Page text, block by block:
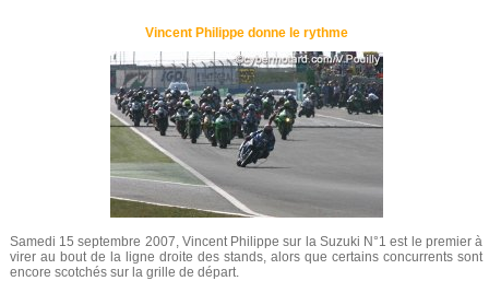
Vincent Philippe donne le rythme
Samedi 15 septembre 2007, Vincent Philippe sur la Suzuki N°1 est le premier à
virer au bout de la ligne droite des stands, alors que certains concurrents sont
encore scotchés sur la grille de départ.